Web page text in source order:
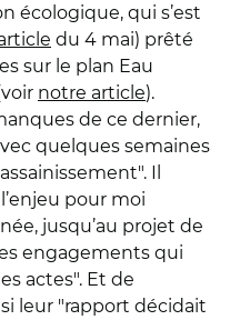
écologique, qui s’est
du 4 mai) prêté
sur le plan Eau
notre article).
de ce dernier,
quelques semaines
Il
pour moi
jusqu’au projet de
engagements qui
actes". Et de
leur "rapport décidait